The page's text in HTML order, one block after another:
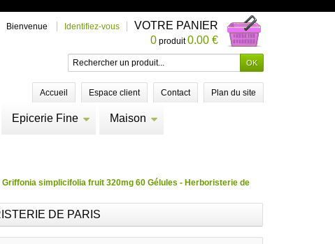
Bienvenue Identifiez-vous
VOTRE PANIER
0 produit0.00 €
Accueil Espace client Contact Plan du site
Epicerie Fine Maison
Griffonia simplicifolia fruit 320mg 60 Gélules - Herboristerie de
DE PARIS